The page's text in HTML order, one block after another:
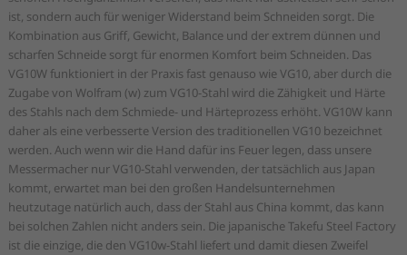
ist, sondern auch für weniger Widerstand beim Schneiden sorgt. Die
Kombination aus Griff, Gewicht, Balance und der extrem dünnen und
scharfen Schneide sorgt für enormen Komfort beim Schneiden. Das
VG10W funktioniert in der Praxis fast genauso wie VG10, aber durch die
Zugabe von Wolfram (w) zum VG10-Stahl wird die Zähigkeit und Härte
des Stahls nach dem Schmiede- und Härteprozess erhöht. VG10W kann
daher als eine verbesserte Version des traditionellen VG10 bezeichnet
werden. Auch wenn wir die Hand dafür ins Feuer legen, dass unsere
Messermacher nur VG10-Stahl verwenden, der tatsächlich aus Japan
kommt, erwartet man bei den großen Handelsunternehmen
heutzutage natürlich auch, dass der Stahl aus China kommt, das kann
bei solchen Zahlen nicht anders sein. Die japanische Takefu Steel Factory
ist die einzige, die den VG10w-Stahl liefert und damit diesen Zweifel